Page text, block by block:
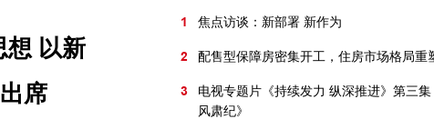
想 以新
席
1 焦点访谈：新部署 新作为
2 配售型保障房密集开工，住房市场格局重
3
电视专题片《持续发力 纵深推进》第三
风肃纪》